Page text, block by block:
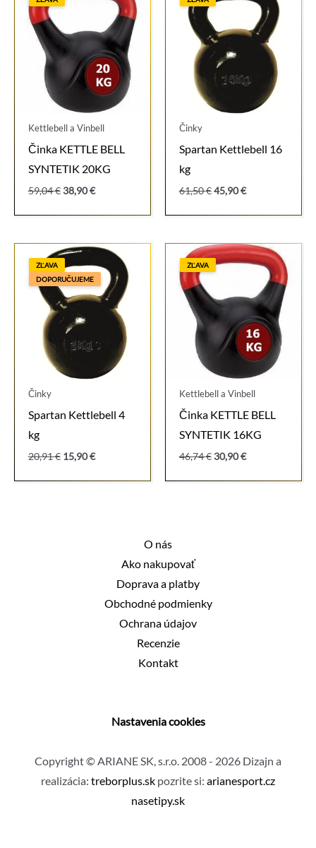
Kettlebell a Vinbell
Činka KETTLE BELL
SYNTETIK 20KG
59,04€ Pôvodná
bola:
38,90€Aktuálna
je:
Činky
Spartan Kettlebell 16
kg
61,50€ Pôvodná
bola:
45,90€Aktuálna
je:
ZĽAVA
DOPORUČUJEME
Činky
Spartan Kettlebell 4
kg
20,91€ Pôvodná
bola:
15,90€Aktuálna
je:
ZĽAVA
Kettlebell a Vinbell
Činka KETTLE BELL
SYNTETIK 16KG
46,74€ Pôvodná
bola:
30,90€Aktuálna
je:
O nás
Ako nakupovať
Doprava a platby
Obchodné podmienky
Ochrana údajov
Recenzie
Kontakt
Nastavenia cookies
Copyright © ARIANE SK, s.r.o. 2008 - 2026 Dizajn a
realizácia: treborplus.sk pozrite si: arianesport.cz
nasetipy.sk